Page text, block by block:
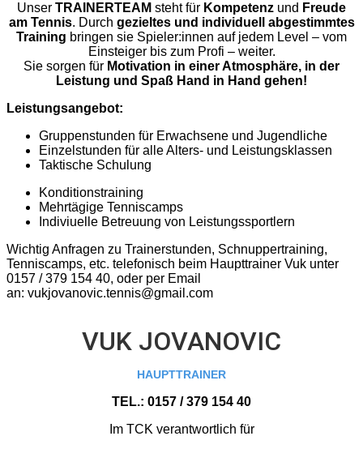
Unser TRAINERTEAM steht für Kompetenz und Freude
am Tennis. Durch gezieltes und individuell abgestimmtes
Training bringen sie Spieler:innen auf jedem Level – vom
Einsteiger bis zum Profi – weiter.
Sie sorgen für Motivation in einer Atmosphäre, in der
Leistung und Spaß Hand in Hand gehen!
Leistungsangebot:
Gruppenstunden für Erwachsene und Jugendliche
Einzelstunden für alle Alters- und Leistungsklassen
Taktische Schulung
Konditionstraining
Mehrtägige Tenniscamps
Indiviuelle Betreuung von Leistungssportlern
Wichtig Anfragen zu Trainerstunden, Schnuppertraining,
Tenniscamps, etc. telefonisch beim Haupttrainer Vuk unter
0157 / 379 154 40, oder per Email
an: vukjovanovic.tennis@gmail.com
VUK JOVANOVIC
HAUPTTRAINER
TEL.: 0157 / 379 154 40
Im TCK verantwortlich für